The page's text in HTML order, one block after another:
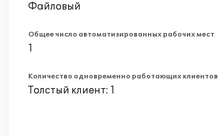
Файловый
Общее число автоматизированных рабочих мест
1
Количество одновременно работающих клиентов
Толстый клиент: 1